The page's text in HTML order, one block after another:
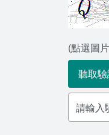
(點選圖
聽取